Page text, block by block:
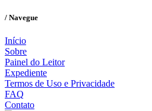
/ Navegue
Início
Sobre
Painel do Leitor
Expediente
Termos de Uso e Privacidade
FAQ
Contato